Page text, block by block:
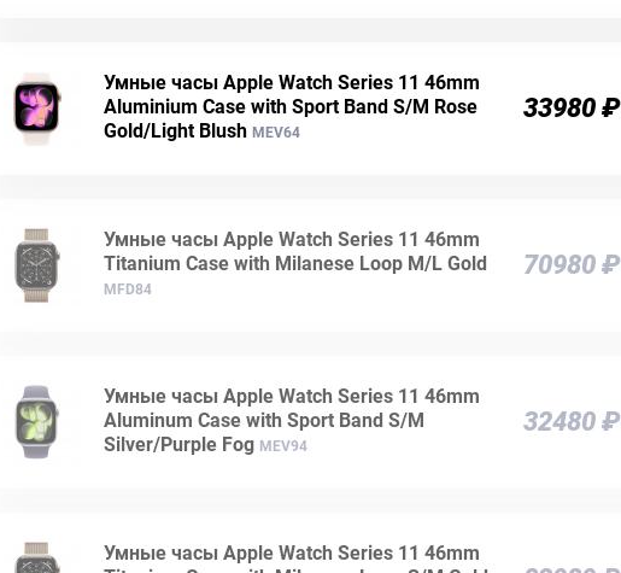
Умные часы Apple Watch Series 11 46mm
Aluminium Case with Sport Band S/M Rose
Gold/Light Blush MEV64
33980 ₽
Умные часы Apple Watch Series 11 46mm
Titanium Case with Milanese Loop M/L Gold
MFD84
70980 ₽
Умные часы Apple Watch Series 11 46mm
Aluminum Case with Sport Band S/M
Silver/Purple Fog MEV94
32480 ₽
Умные часы Apple Watch Series 11 46mm